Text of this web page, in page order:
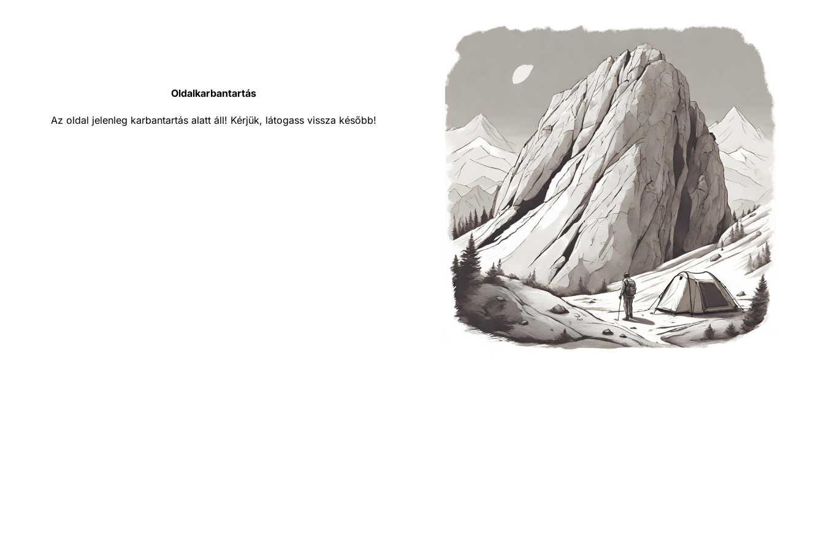
Oldalkarbantartás
Az oldal jelenleg karbantartás alatt áll! Kérjük, látogass vissza később!